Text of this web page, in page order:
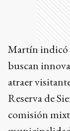
Martín indicó
buscan
atraer
Reserva de
comisión